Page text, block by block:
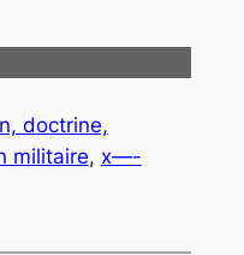
doctrine,
militaire, x—-